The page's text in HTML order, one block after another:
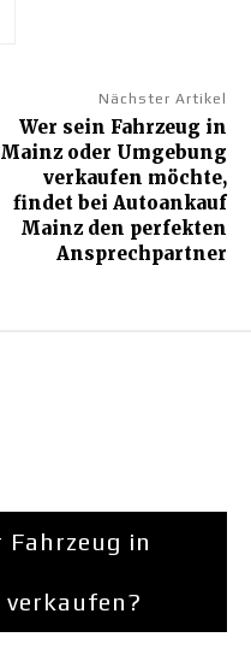
Nächster Artikel
Wer sein Fahrzeug in
Mainz oder Umgebung
verkaufen möchte,
findet bei Autoankauf
Mainz den perfekten
Ansprechpartner
Fahrzeug in